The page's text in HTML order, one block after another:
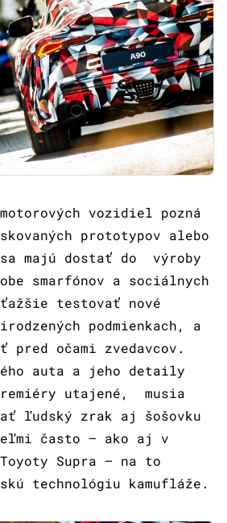
motorových vozidiel pozná
prototypov alebo
majú dostať do výroby
smarfónov a sociálnych
testovať nové
podmienkach, a
očami zvedavcov.
auta a jeho detaily
utajené, musia
ľudský zrak aj šošovku
často – ako aj v
Supra – na to
technológiu kamufláže.